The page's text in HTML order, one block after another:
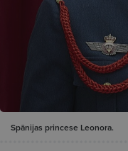
Spānijas princese Leonora.